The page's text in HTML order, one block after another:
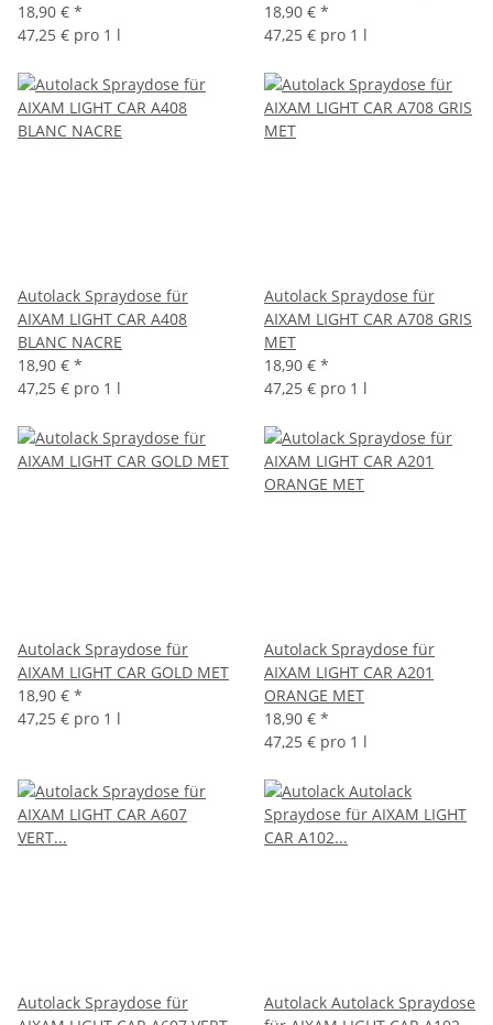
18,90 € *
47,25 € pro 1 l
18,90 € *
47,25 € pro 1 l
Autolack Spraydose für
AIXAM LIGHT CAR A408
BLANC NACRE
18,90 € *
47,25 € pro 1 l
Autolack Spraydose für
AIXAM LIGHT CAR A708 GRIS
MET
18,90 € *
47,25 € pro 1 l
Autolack Spraydose für
AIXAM LIGHT CAR GOLD MET
18,90 € *
47,25 € pro 1 l
Autolack Spraydose für
AIXAM LIGHT CAR A201
ORANGE MET
18,90 € *
47,25 € pro 1 l
Autolack Spraydose für
Autolack Autolack Spraydose